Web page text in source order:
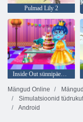
Pulmad Lily 2
Inside Out sünnipäevapidu
Mängud Online
Simulatsioonid
Android